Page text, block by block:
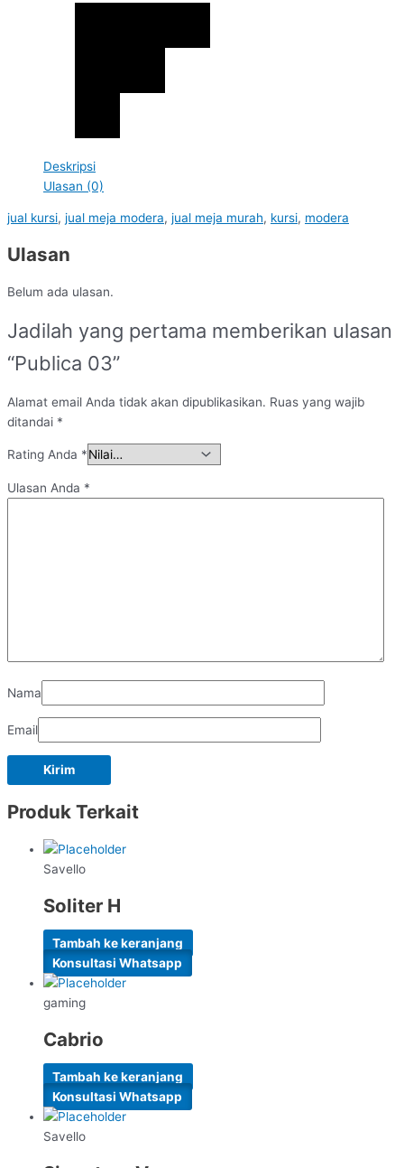
Deskripsi
Ulasan (0)
jual kursi, jual meja modera, jual meja murah, kursi, modera
Ulasan
Belum ada ulasan.
Jadilah yang pertama memberikan ulasan
“Publica 03”
Alamat email Anda tidak akan dipublikasikan. Ruas yang wajib
ditandai *
Rating Anda *
Ulasan Anda *
Nama
Email
Produk Terkait
Savello
Soliter H
Tambah ke keranjang
Konsultasi Whatsapp
gaming
Cabrio
Tambah ke keranjang
Konsultasi Whatsapp
Savello